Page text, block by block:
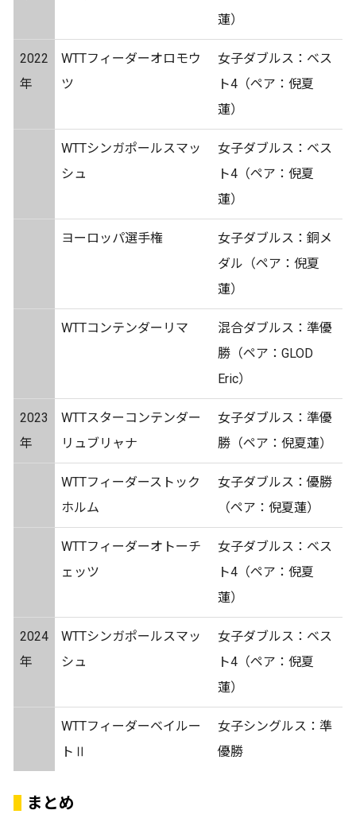
蓮）
2022
年
WTTフィーダーオロモウ
ツ
女子ダブルス：ベス
ト4（ペア：倪夏
蓮）
WTTシンガポールスマッ
シュ
女子ダブルス：ベス
ト4（ペア：倪夏
蓮）
ヨーロッパ選手権
女子ダブルス：銅メ
ダル（ペア：倪夏
蓮）
WTTコンテンダーリマ
混合ダブルス：準優
勝（ペア：GLOD
Eric）
2023
年
WTTスターコンテンダー
リュブリャナ
女子ダブルス：準優
勝（ペア：倪夏蓮）
WTTフィーダーストック
ホルム
女子ダブルス：優勝
（ペア：倪夏蓮）
WTTフィーダーオトーチ
ェッツ
女子ダブルス：ベス
ト4（ペア：倪夏
蓮）
2024
年
WTTシンガポールスマッ
シュ
女子ダブルス：ベス
ト4（ペア：倪夏
蓮）
WTTフィーダーベイルー
トⅡ
女子シングルス：準
優勝
まとめ